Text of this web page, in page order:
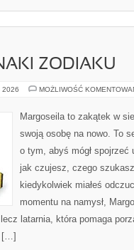
ZODIAKU
2026 MOŻLIWOŚĆ
Margoseila to zakątek w
swoją osobę na nowo. To
o tym, abyś mógł
jak czujesz, czego
kiedykolwiek miałeś
momentu na namysł,
latarnia, która pomaga
[…]